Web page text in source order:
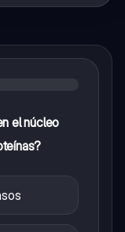
el núcleo